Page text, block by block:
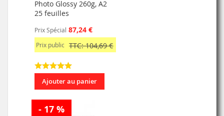
Photo Glossy 260g, A2
25 feuilles
Prix Spécial 87,24 €
Prix public TTC: 104,69 €
Ajouter au panier
- 17 %